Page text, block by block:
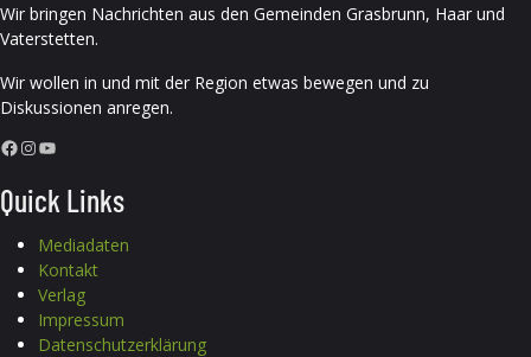
Wir bringen Nachrichten aus den Gemeinden Grasbrunn, Haar und
Vaterstetten.
Wir wollen in und mit der Region etwas bewegen und zu
Diskussionen anregen.
Facebook InstagramYouTube
Quick Links
Mediadaten
Kontakt
Verlag
Impressum
Datenschutzerklärung